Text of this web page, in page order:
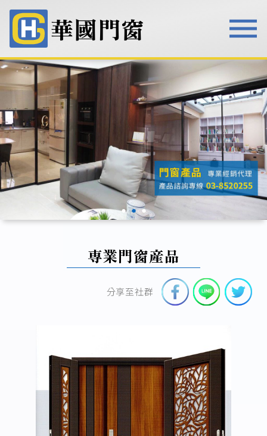
華國門窗
● ● ●
専業門窗産品
分享至社群
華國門窗